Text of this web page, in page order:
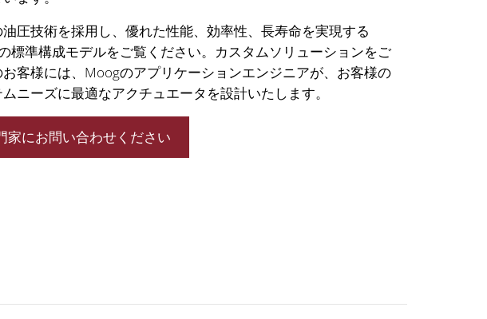
圧技術を採用し、優れた性能、効率性、長寿命を実現する
標準構成モデルをご覧ください。カスタムソリューションをご
客様には、Moogのアプリケーションエンジニアが、お客様の
ニーズに最適なアクチュエータを設計いたします。
家にお問い合わせください